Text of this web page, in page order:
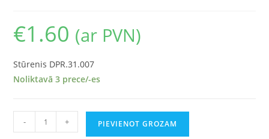
€1.60 (ar PVN)
Stūrenis DPR.31.007
Noliktavā 3 prece/-es
- + PIEVIENOT GROZAM